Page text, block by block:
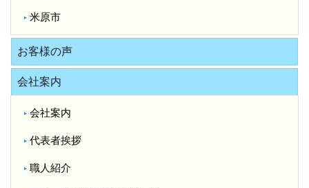
米原市
お客様の声
会社案内
会社案内
代表者挨拶
職人紹介